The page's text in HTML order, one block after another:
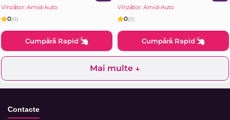
Vînzător: Amid-Auto
0(0)
Cumpără Rapid
Vînzător: Amid-Auto
0(0)
Cumpără Rapid
Mai multe ↓
Contacte